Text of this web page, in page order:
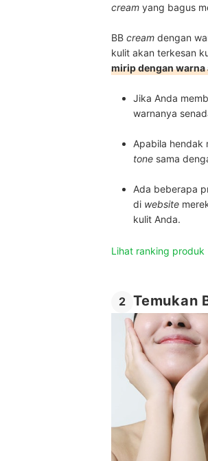
cream yang bagus
BB cream dengan
kulit akan terkesan
mirip dengan warna
Jika Anda
warnanya
Apabila hendak
tone sama
Ada beberapa
di website
kulit Anda.
Lihat ranking produk
2 Temukan